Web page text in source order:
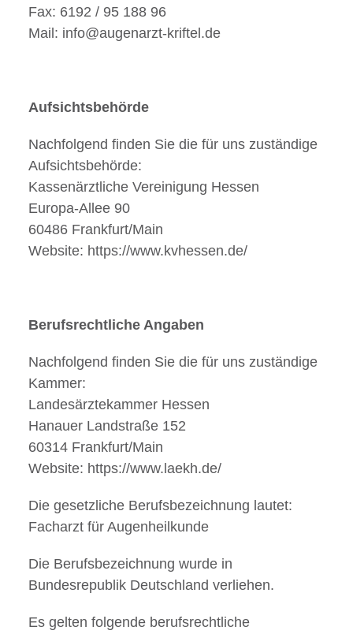
Fax: 6192 / 95 188 96
Mail: info@augenarzt-kriftel.de
Aufsichtsbehörde
Nachfolgend finden Sie die für uns zuständige
Aufsichtsbehörde:
Kassenärztliche Vereinigung Hessen
Europa-Allee 90
60486 Frankfurt/Main
Website: https://www.kvhessen.de/
Berufsrechtliche Angaben
Nachfolgend finden Sie die für uns zuständige
Kammer:
Landesärztekammer Hessen
Hanauer Landstraße 152
60314 Frankfurt/Main
Website: https://www.laekh.de/
Die gesetzliche Berufsbezeichnung lautet:
Facharzt für Augenheilkunde
Die Berufsbezeichnung wurde in
Bundesrepublik Deutschland verliehen.
Es gelten folgende berufsrechtliche